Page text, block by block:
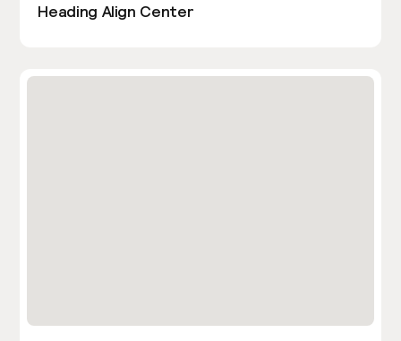
Heading Align Center